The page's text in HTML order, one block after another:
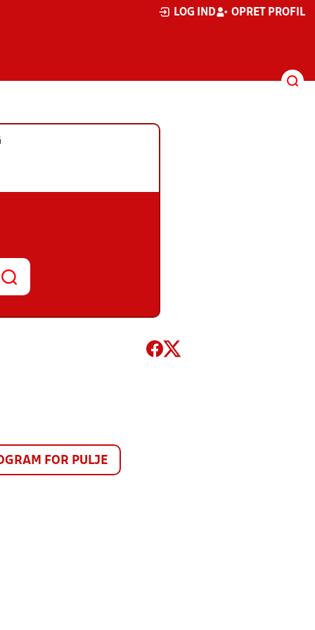
LOG IND OPRET PROFIL
FOR PULJE